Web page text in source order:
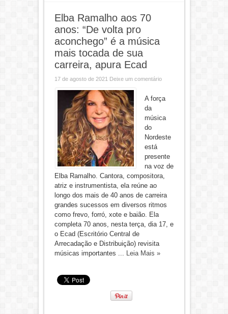
Elba Ramalho aos 70
anos: “De volta pro
aconchego” é a música
mais tocada de sua
carreira, apura Ecad
17 de agosto de 2021 Deixe um comentário
A força
da
música
do
Nordeste
está
presente
na voz de
Elba Ramalho. Cantora, compositora,
atriz e instrumentista, ela reúne ao
longo dos mais de 40 anos de carreira
grandes sucessos em diversos ritmos
como frevo, forró, xote e baião. Ela
completa 70 anos, nesta terça, dia 17, e
o Ecad (Escritório Central de
Arrecadação e Distribuição) revisita
músicas importantes ... Leia Mais »